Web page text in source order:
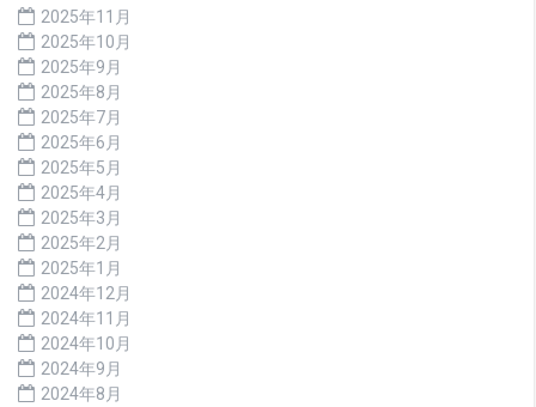
2025年11月
2025年10月
2025年9月
2025年8月
2025年7月
2025年6月
2025年5月
2025年4月
2025年3月
2025年2月
2025年1月
2024年12月
2024年11月
2024年10月
2024年9月
2024年8月